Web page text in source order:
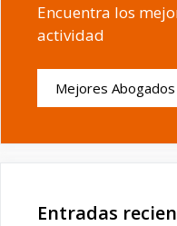
Encuentra los
actividad
Mejores
Entradas